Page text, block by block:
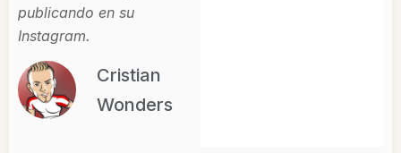
publicando en su
Instagram.
Cristian
Wonders